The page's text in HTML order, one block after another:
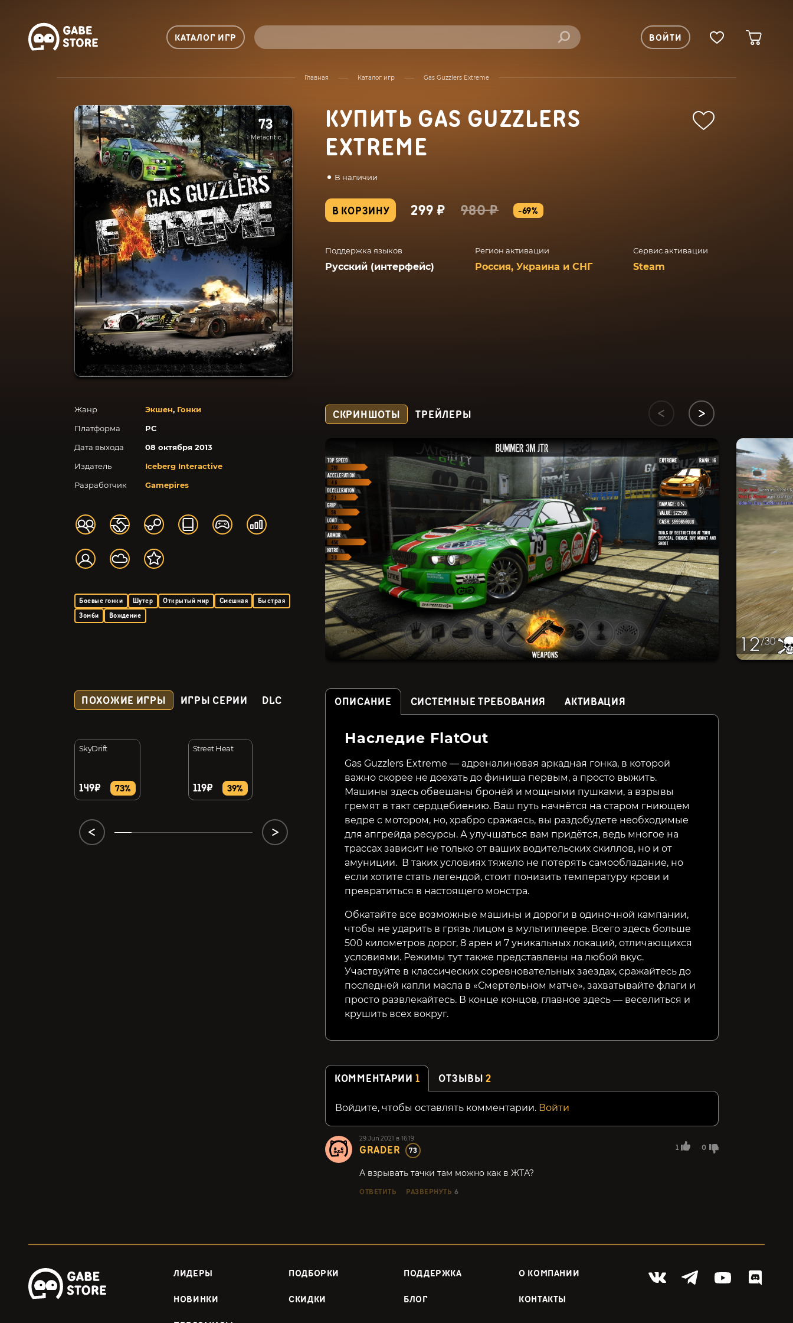
КАТАЛОГ ИГР ВОЙТИ
Главная Каталог игр Gas Guzzlers Extreme
73
Metacritic
КУПИТЬ GAS GUZZLERS
EXTREME
В наличии
В КОРЗИНУ 299 ₽ 980 ₽ -69%
Поддержка языков
Русский (интерфейс)
Регион активации
Россия, Украина и СНГ
Сервис активации
Steam
Жанр Экшен, Гонки
Платформа
PC
Дата выхода
08 октября 2013
Издатель
Iceberg Interactive
Разработчик
Gamepires
Боевые гонки Шутер Открытый мир Смешная
Быстрая
Зомби
Вождение
СКРИНШОТЫ ТРЕЙЛЕРЫ
ПОХОЖИЕ ИГРЫ ИГРЫ СЕРИИ DLC
SkyDrift
149₽ 73%
Street Heat
119₽ 39% 35% 99₽ 67% 169₽ 79% 69₽
ОПИСАНИЕ СИСТЕМНЫЕ ТРЕБОВАНИЯ АКТИВАЦИЯ
Наследие FlatOut
Gas Guzzlers Extreme — адреналиновая аркадная гонка, в которой
важно скорее не доехать до финиша первым, а просто выжить.
Машины здесь обвешаны бронёй и мощными пушками, а взрывы
гремят в такт сердцебиению. Ваш путь начнётся на старом гниющем
ведре с мотором, но, храбро сражаясь, вы раздобудете необходимые
для апгрейда ресурсы. А улучшаться вам придётся, ведь многое на
трассах зависит не только от ваших водительских скиллов, но и от
амуниции. В таких условиях тяжело не потерять самообладание, но
если хотите стать легендой, стоит понизить температуру крови и
превратиться в настоящего монстра.
Обкатайте все возможные машины и дороги в одиночной кампании,
чтобы не ударить в грязь лицом в мультиплеере. Всего здесь больше
500 километров дорог, 8 арен и 7 уникальных локаций, отличающихся
условиями. Режимы тут также представлены на любой вкус.
Участвуйте в классических соревновательных заездах, сражайтесь до
последней капли масла в «Смертельном матче», захватывайте флаги и
просто развлекайтесь. В конце концов, главное здесь — веселиться и
крушить всех вокруг.
КОММЕНТАРИИ 1 ОТЗЫВЫ2
Войдите, чтобы оставлять комментарии. Войти
29.Jun.2021 в 16:19
GRADER 73 1 0
А взрывать тачки там можно как в ЖТА?
ОТВЕТИТЬ РАЗВЕРНУТЬ 6
ЛИДЕРЫ ПОДБОРКИ ПОДДЕРЖКА О КОМПАНИИ
НОВИНКИ СКИДКИ БЛОГ КОНТАКТЫ